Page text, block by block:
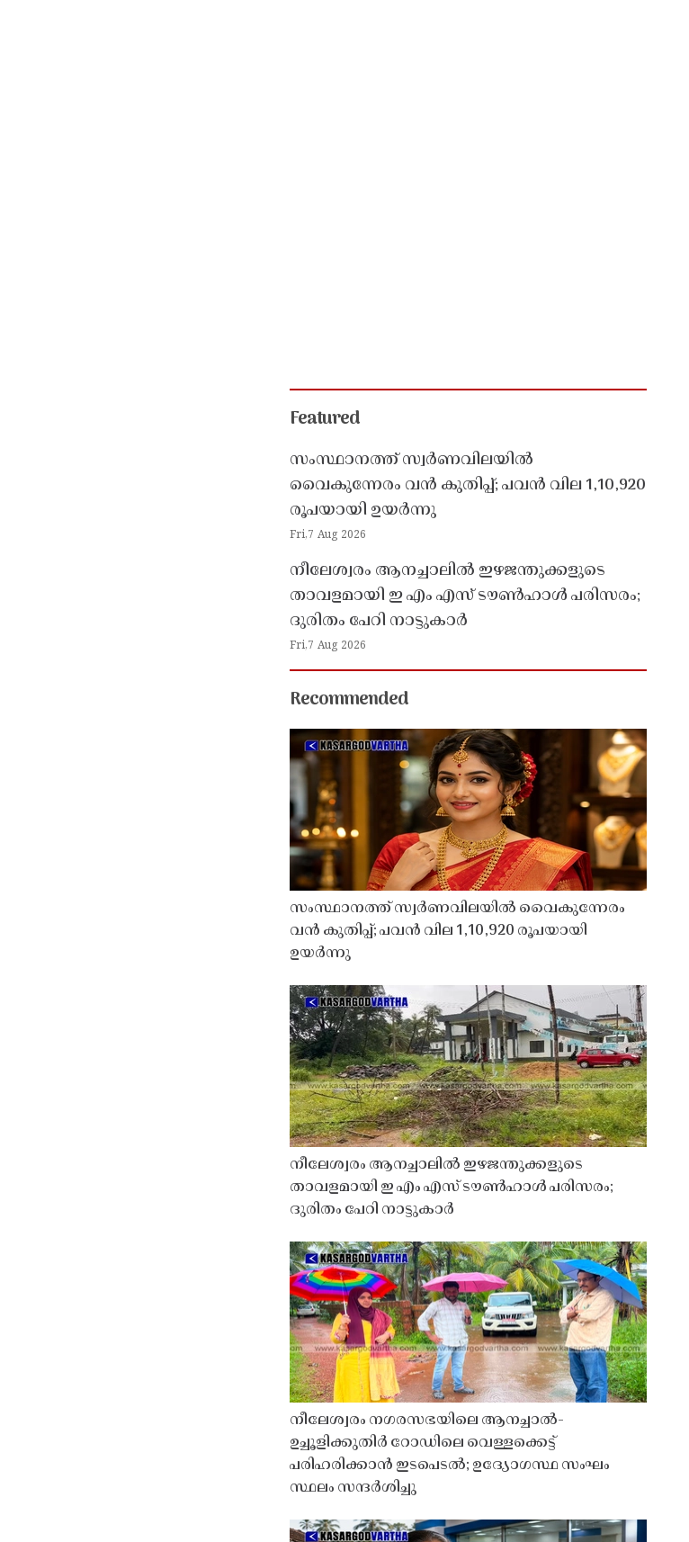
Featured
സംസ്ഥാനത്ത് സ്വർണവിലയിൽ
വൈകുന്നേരം വൻ കുതിപ്പ്; പവൻ വില 1,10,920
രൂപയായി ഉയർന്നു
Fri,7 Aug 2026
നീലേശ്വരം ആനച്ചാലിൽ ഇഴജന്തുക്കളുടെ
താവളമായി ഇ എം എസ് ടൗൺഹാൾ പരിസരം;
ദുരിതം പേറി നാട്ടുകാർ
Fri,7 Aug 2026
Recommended
സംസ്ഥാനത്ത് സ്വർണവിലയിൽ വൈകുന്നേരം
വൻ കുതിപ്പ്; പവൻ വില 1,10,920 രൂപയായി
ഉയർന്നു
നീലേശ്വരം ആനച്ചാലിൽ ഇഴജന്തുക്കളുടെ
താവളമായി ഇ എം എസ് ടൗൺഹാൾ പരിസരം;
ദുരിതം പേറി നാട്ടുകാർ
നീലേശ്വരം നഗരസഭയിലെ ആനച്ചാൽ-
ഉച്ചൂളിക്കുതിർ റോഡിലെ വെള്ളക്കെട്ട്
പരിഹരിക്കാൻ ഇടപെടൽ; ഉദ്യോഗസ്ഥ സംഘം
സ്ഥലം സന്ദർശിച്ചു